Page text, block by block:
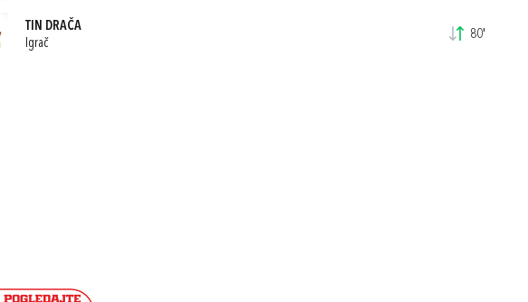
TIN DRAČA
Igrač
80'